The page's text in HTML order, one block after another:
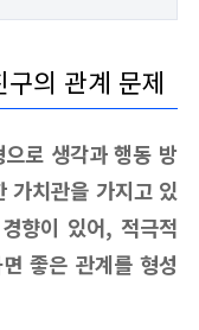
구의 관계 문제
로 생각과 행동 방
가치관을 가지고 있
향이 있어, 적극적
좋은 관계를 형성